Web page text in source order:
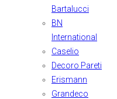
Bartalucci
BN
International
Caselio
Decoro Pareti
Erismann
Grandeco